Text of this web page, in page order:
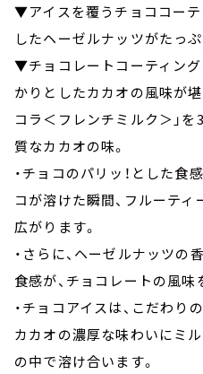
▼アイスを覆うチョココーテ
したヘーゼルナッツがたっ
▼チョコレートコーティング
かりとしたカカオの風味が堪
コラ＜フレンチミルク＞」
質なカカオの味。
・チョコのパリッ！とした食
コが溶けた瞬間、フルーテ
広がります。
・さらに、ヘーゼルナッツ
食感が、チョコレートの風味
・チョコアイスは、こだわり
カカオの濃厚な味わいにミ
の中で溶け合います。